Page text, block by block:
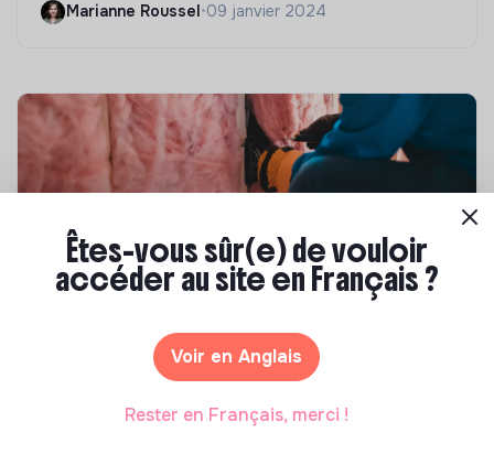
Marianne Roussel •09 janvier 2024
Top 8 des formations en rénovation
énergétique des bâtiments
21 janvier 2025
Êtes-vous sûr(e) de vouloir
accéder au site en Français ?
Voir en Anglais
Rester en Français, merci !